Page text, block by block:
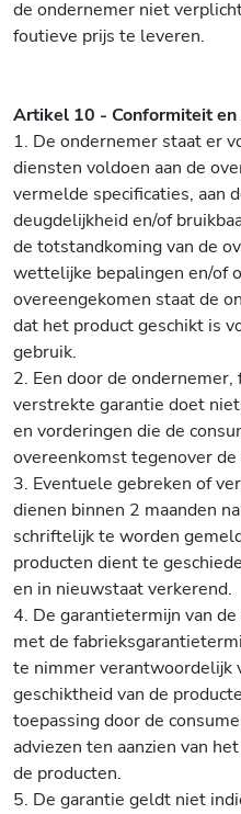
de ondernemer niet
foutieve prijs te leveren.
Artikel 10 - Conformiteit en
1. De ondernemer staat er
diensten voldoen aan de
vermelde specificaties, aan
deugdelijkheid en/of
de totstandkoming van de
wettelijke bepalingen en/of
overeengekomen staat de
dat het product geschikt is
gebruik.
2. Een door de
verstrekte garantie doet
en vorderingen die de
overeenkomst tegenover
3. Eventuele gebreken of
dienen binnen 2 maanden
schriftelijk te worden
producten dient te
en in nieuwstaat verkerend.
4. De garantietermijn van
met de
te nimmer verantwoordelijk
geschiktheid van de
toepassing door de
adviezen ten aanzien van
de producten.
5. De garantie geldt niet